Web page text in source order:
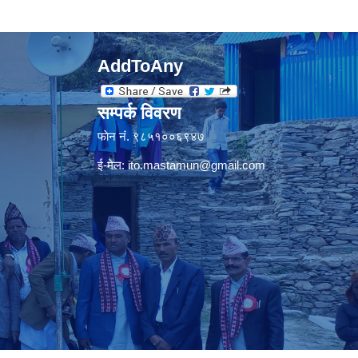
AddToAny
सम्पर्क विवरण
फाेन नंं. ९८५१००६९४७
ई-मेल: ito.mastamun@gmail.com